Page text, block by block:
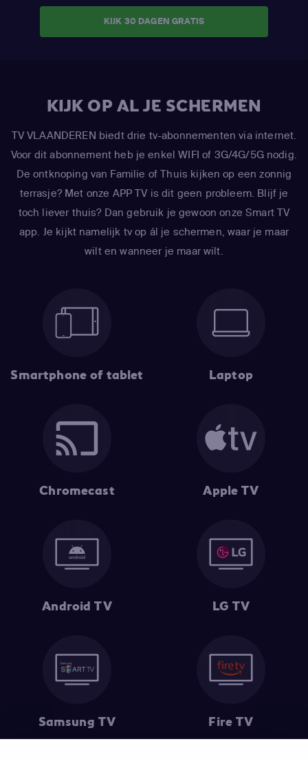
KIJK 30 DAGEN GRATIS
KIJK OP AL JE SCHERMEN
TV VLAANDEREN biedt drie tv-abonnementen via internet.
Voor dit abonnement heb je enkel WIFI of 3G/4G/5G nodig.
De ontknoping van Familie of Thuis kijken op een zonnig
terrasje? Met onze APP TV is dit geen probleem. Blijf je
toch liever thuis? Dan gebruik je gewoon onze Smart TV
app. Je kijkt namelijk tv op ál je schermen, waar je maar
wilt en wanneer je maar wilt.
Smartphone of tablet Laptop
Chromecast Apple TV
Android TV LG TV
Samsung TV Fire TV